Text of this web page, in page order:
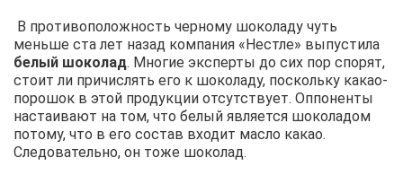
В противоположность черному шоколаду чуть
меньше ста лет назад компания «Нестле» выпустила
белый шоколад. Многие эксперты до сих пор спорят,
стоит ли причислять его к шоколаду, поскольку какао-
порошок в этой продукции отсутствует. Оппоненты
настаивают на том, что белый является шоколадом
потому, что в его состав входит масло какао.
Следовательно, он тоже шоколад.